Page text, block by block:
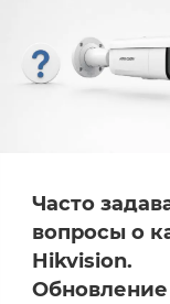
Часто
вопросы о
Hikvision.
Обновление